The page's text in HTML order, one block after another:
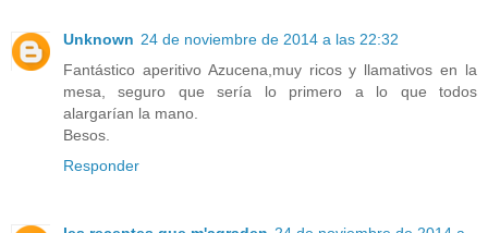
Unknown 24 de noviembre de 2014 a las 22:32
Fantástico aperitivo Azucena,muy ricos y llamativos en la
mesa, seguro que sería lo primero a lo que todos
alargarían la mano.
Besos.
Responder